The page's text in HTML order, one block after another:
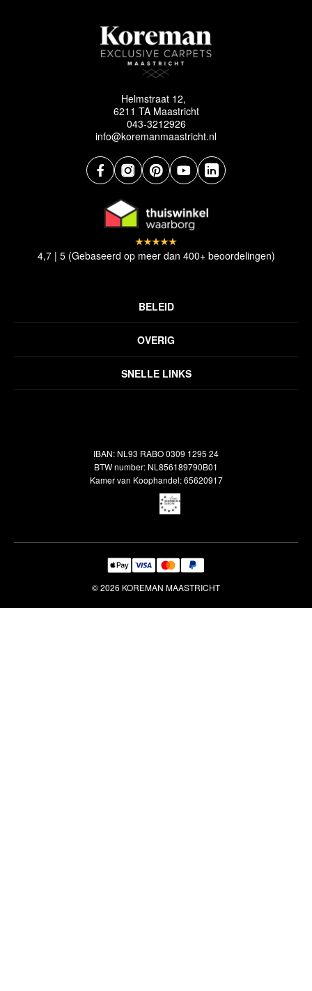
Helmstraat 12,
6211 TA Maastricht
043-3212926
info@koremanmaastricht.nl
SNELLE LINKS
OVERIG
Veelgestelde vragen
BELEID
Verzendbeleid
4,7 | 5 (Gebaseerd op meer dan 400+ beoordelingen)
IBAN: NL93 RABO 0309 1295 24
BTW number: NL856189790B01
Kamer van Koophandel: 65620917
© 2026 KOREMAN MAASTRICHT